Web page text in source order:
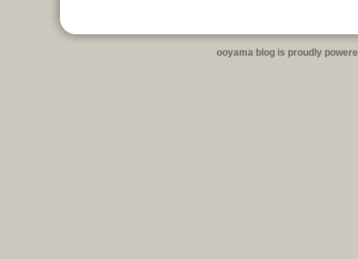
ooyama blog is proudly